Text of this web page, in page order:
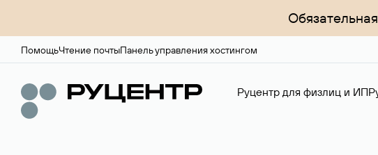
ПомощьЧтение почтыПанель управления хостингом
Руцентр для физлиц и ИП